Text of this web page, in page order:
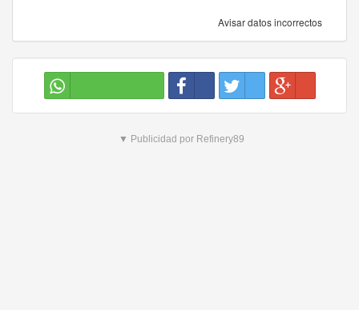
Avisar datos incorrectos
▼ Publicidad por Refinery89